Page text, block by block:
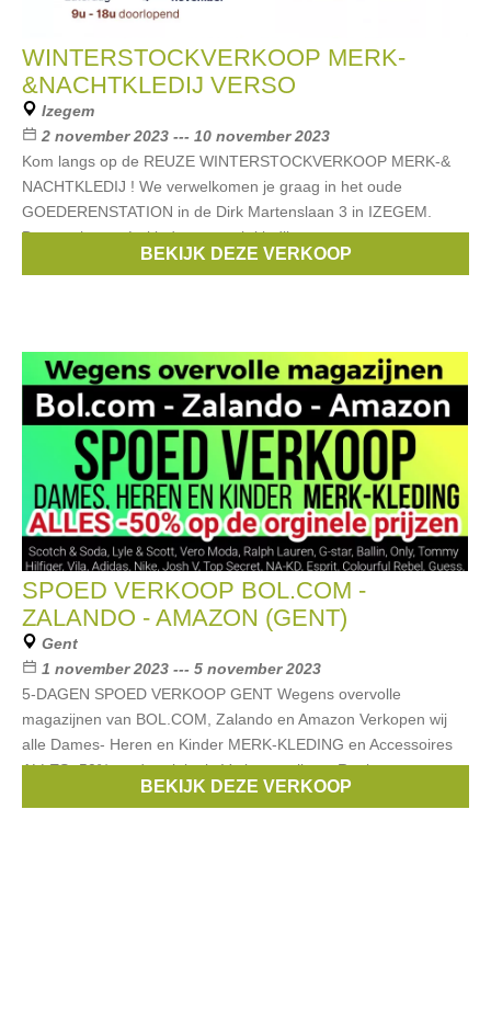
WINTERSTOCKVERKOOP MERK-
&NACHTKLEDIJ VERSO
Izegem
2 november 2023 --- 10 november 2023
Kom langs op de REUZE WINTERSTOCKVERKOOP MERK-&
NACHTKLEDIJ ! We verwelkomen je graag in het oude
GOEDERENSTATION in de Dirk Martenslaan 3 in IZEGEM.
Dames, heren én kinderen, nachtkledij
Esprit,Noppies,Blue Bay,Vingino
BEKIJK DEZE VERKOOP
SPOED VERKOOP BOL.COM -
ZALANDO - AMAZON (GENT)
Gent
1 november 2023 --- 5 november 2023
5-DAGEN SPOED VERKOOP GENT Wegens overvolle
magazijnen van BOL.COM, Zalando en Amazon Verkopen wij
alle Dames- Heren en Kinder MERK-KLEDING en Accessoires
ALLES -50% op de originele Verkoop prijzen. Registreer
Ralph Lauren ,Guess , Esprit,McGregor
BEKIJK DEZE VERKOOP